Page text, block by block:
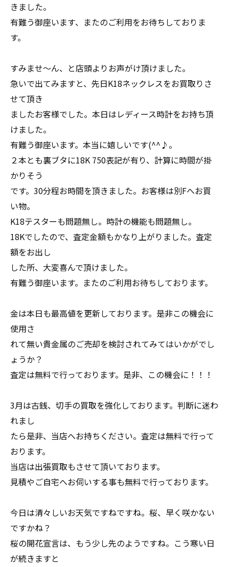
きました。
有難う御座います、またのご利用をお待ちしておりま
す。
すみませ～ん、と店頭よりお声がけ頂けました。
急いで出てみますと、先日K18ネックレスをお買取りさ
せて頂き
ましたお客様でした。本日はレディース時計をお持ち頂
けました。
有難う御座います。本当に嬉しいです(^^♪。
２本とも裏ブタに18K 750表記が有り、計算に時間が掛
かりそう
です。30分程お時間を頂きました。お客様は別Fへお買
い物。
K18テスターも問題無し。時計の機能も問題無し。
18Kでしたので、査定金額もかなり上がりました。査定
額をお出し
した所、大変喜んで頂けました。
有難う御座います。またのご利用お待ちしております。
金は本日も最高値を更新しております。是非この機会に
使用さ
れて無い貴金属のご売却を検討されてみてはいかがでし
ょうか？
査定は無料で行っております。是非、この機会に！！！
3月は古銭、切手の買取を強化しております。判断に迷わ
れまし
たら是非、当店へお持ちください。査定は無料で行って
おります。
当店は出張買取もさせて頂いております。
見積やご自宅へお伺いする事も無料で行っております。
今日は清々しいお天気ですねですね。桜、早く咲かない
ですかね？
桜の開花宣言は、もう少し先のようですね。こう寒い日
が続きますと